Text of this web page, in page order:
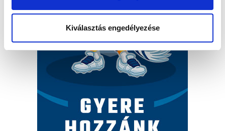
Kiválasztás engedélyezése